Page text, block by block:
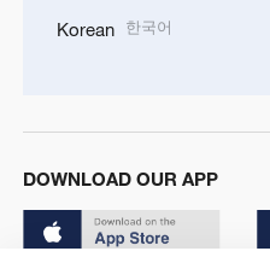
Korean 한국어
DOWNLOAD OUR APP